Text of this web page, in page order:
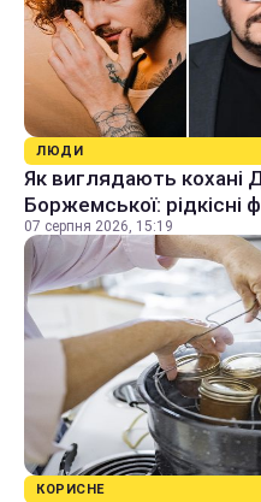
ЛЮДИ
Як виглядають кохані
Боржемської: рідкісні
07 серпня 2026, 15:19
КОРИСНЕ